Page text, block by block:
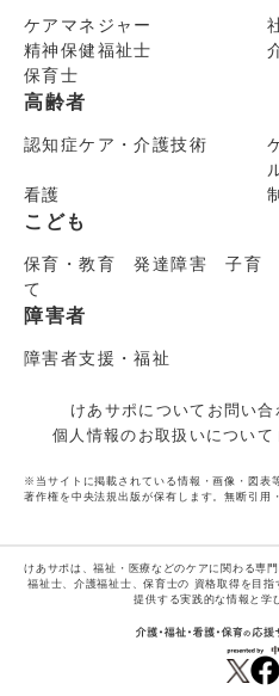
ケアマネジャー
精神保健福祉士
保育士
高齢者
認知症ケア・介護技術
看護
こども
保育・教育 発達障害 子育
て
障害者
障害者支援・福祉
けあサポについて お問い合
個人情報のお取扱いについて
※当サイトに掲載されている情報・画像・図表
著作権を中央法規出版が保有します。無断引用
けあサポは、福祉・医療などのケアに関わる専
福祉士、介護福祉士、保育士の 資格取得を目指
提供する実践的な情報と学